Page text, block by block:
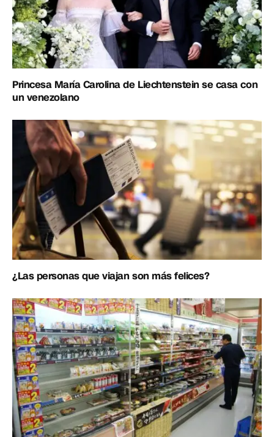
Princesa María Carolina de Liechtenstein se casa con
un venezolano
¿Las personas que viajan son más felices?